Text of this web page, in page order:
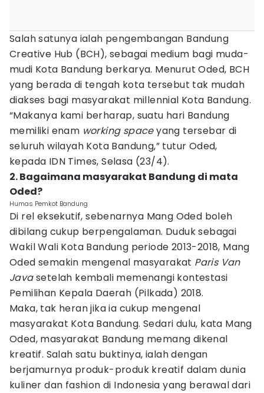
Salah satunya ialah pengembangan Bandung
Creative Hub (BCH), sebagai medium bagi muda-
mudi Kota Bandung berkarya. Menurut Oded, BCH
yang berada di tengah kota tersebut tak mudah
diakses bagi masyarakat millennial Kota Bandung.
“Makanya kami berharap, suatu hari Bandung
memiliki enam working spaceyang tersebar di
seluruh wilayah Kota Bandung,” tutur Oded,
kepada IDN Times, Selasa (23/4).
2. Bagaimana masyarakat Bandung di mata
Oded?
Humas Pemkot Bandung
Di rel eksekutif, sebenarnya Mang Oded boleh
dibilang cukup berpengalaman. Duduk sebagai
Wakil Wali Kota Bandung periode 2013-2018, Mang
Oded semakin mengenal masyarakat Paris Van
Javasetelah kembali memenangi kontestasi
Pemilihan Kepala Daerah (Pilkada) 2018.
Maka, tak heran jika ia cukup mengenal
masyarakat Kota Bandung. Sedari dulu, kata Mang
Oded, masyarakat Bandung memang dikenal
kreatif. Salah satu buktinya, ialah dengan
berjamurnya produk-produk kreatif dalam dunia
kuliner dan fashion di Indonesia yang berawal dari